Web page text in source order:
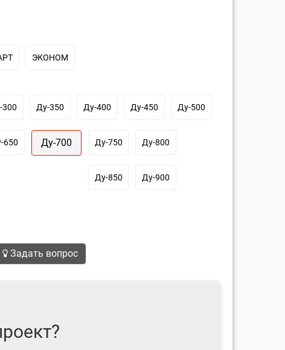
ЭКОНОМ
300 Ду-350 Ду-400 Ду-450 Ду-500
650 Ду-700 Ду-750 Ду-800
Ду-850 Ду-900
Задать вопрос